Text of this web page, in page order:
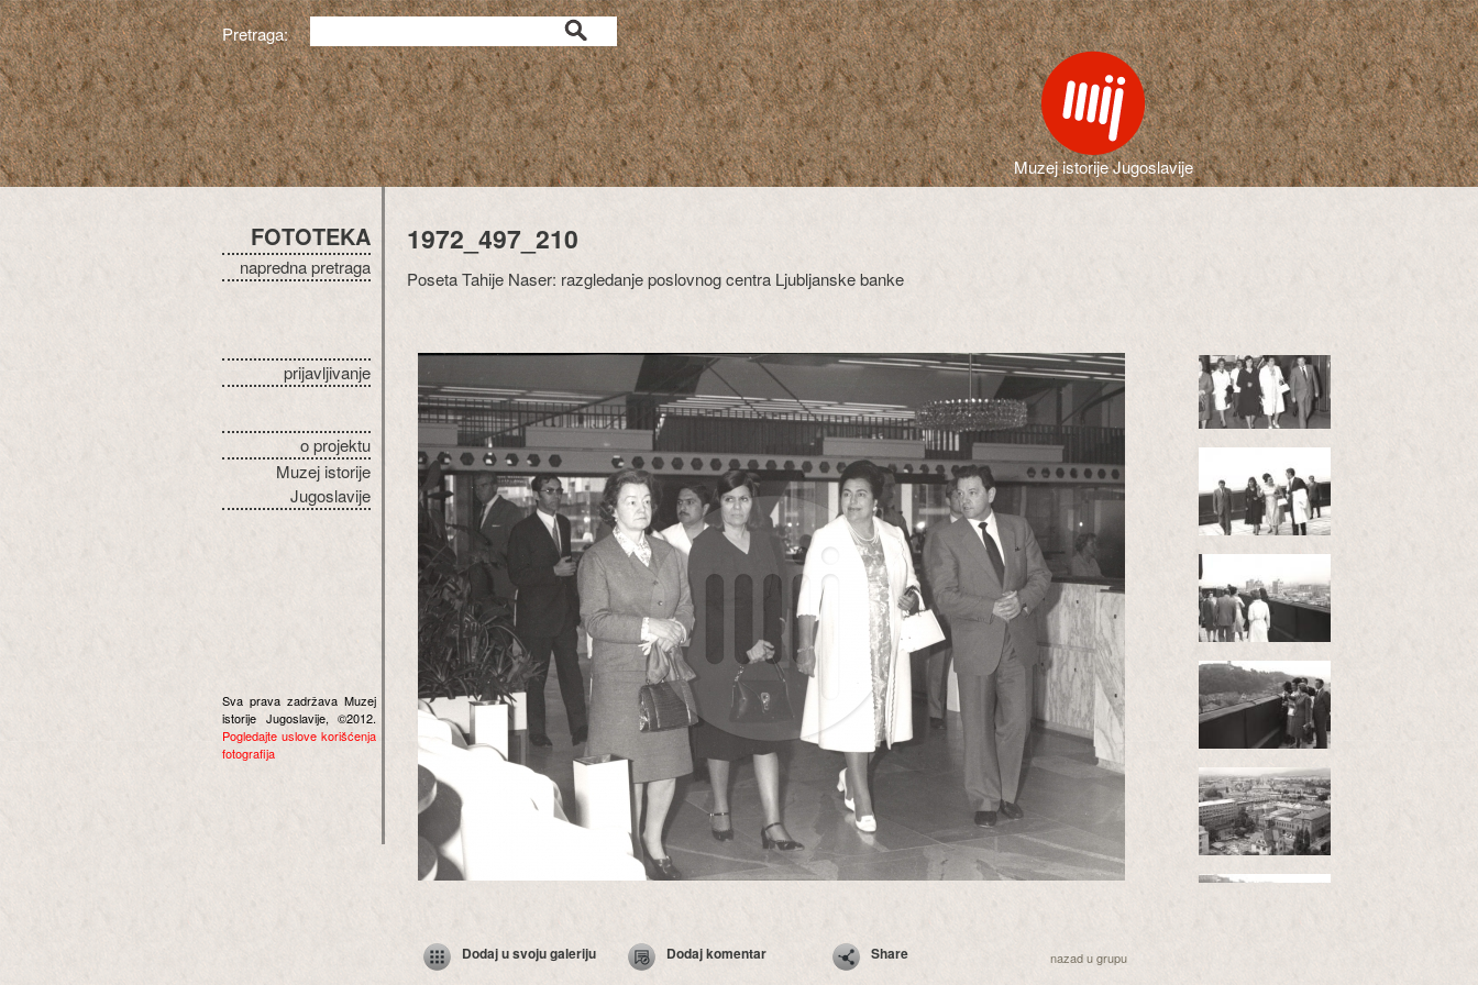
Pretraga:
Muzej istorije Jugoslavije
FOTOTEKA
napredna pretraga
prijavljivanje
o projektu
Muzej istorije
Jugoslavije
Sva prava zadržava Muzej
istorije Jugoslavije, ©2012.
Pogledajte uslove korišćenja
fotografija
1972_497_210
Poseta Tahije Naser: razgledanje poslovnog centra Ljubljanske banke
Dodaj u svoju galeriju Dodaj komentar Share nazad u grupu